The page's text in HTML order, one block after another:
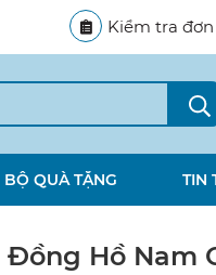
Kiểm tra
BỘ QUÀ TẶNG TIN
Đồng Hồ Nam